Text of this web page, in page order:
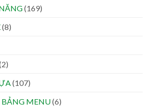
(169)
(8)
(107)
BẢNG MENU(6)